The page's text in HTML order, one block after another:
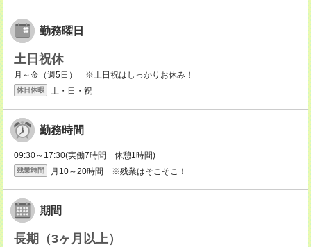
勤務曜日
土日祝休
月～金（週5日） ※土日祝はしっかりお休み！
休日休暇 土・日・祝
勤務時間
09:30～17:30(実働7時間 休憩1時間)
残業時間 月10～20時間 ※残業はそこそこ！
期間
長期（3ヶ月以上）